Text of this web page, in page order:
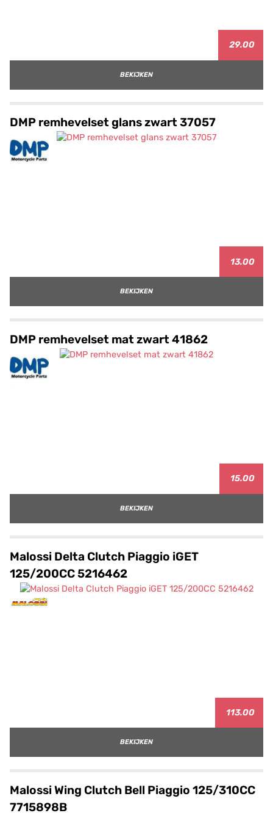
29.00
BEKIJKEN
DMP remhevelset glans zwart 37057
13.00
BEKIJKEN
DMP remhevelset mat zwart 41862
15.00
BEKIJKEN
Malossi Delta Clutch Piaggio iGET
125/200CC 5216462
113.00
BEKIJKEN
Malossi Wing Clutch Bell Piaggio 125/310CC
7715898B